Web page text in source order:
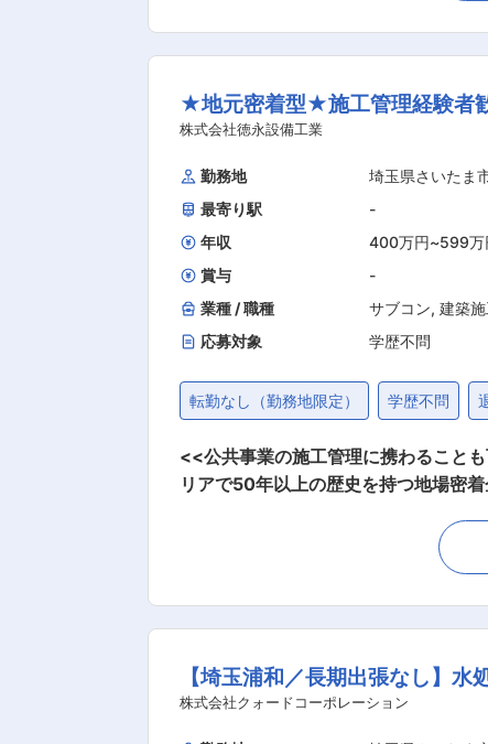
力から公共機関からも案件をいただ
とが可能となっています。 （2）働く
る環境です。水曜日はノー残業デイ
極的な働き方改善を行っています。
す。従業員が働きやすい環境だからこそ高い技術が生まれ受
着し安定した会社です。落ち着いた雰
★地元密着型★施工管理経験者
株式会社徳永設備工業
勤務地
埼玉県さいたま
最寄り駅
-
年収
400万円~599万
賞与
-
業種 / 職種
サブコン, 建築
応募対象
学歴不問
転勤なし（勤務地限定） 学歴不問
<<公共事業の施工管理に携わることも可能!/転
リアで50年以上の歴史を持つ地場密
るお仕事です。主に材料発注や工事関係者(官公庁
なフラットで話しやすく気軽にコミ
を支給したり、現在は社内評価制度
【埼玉浦和／長期出張なし】
株式会社クォードコーポレーション